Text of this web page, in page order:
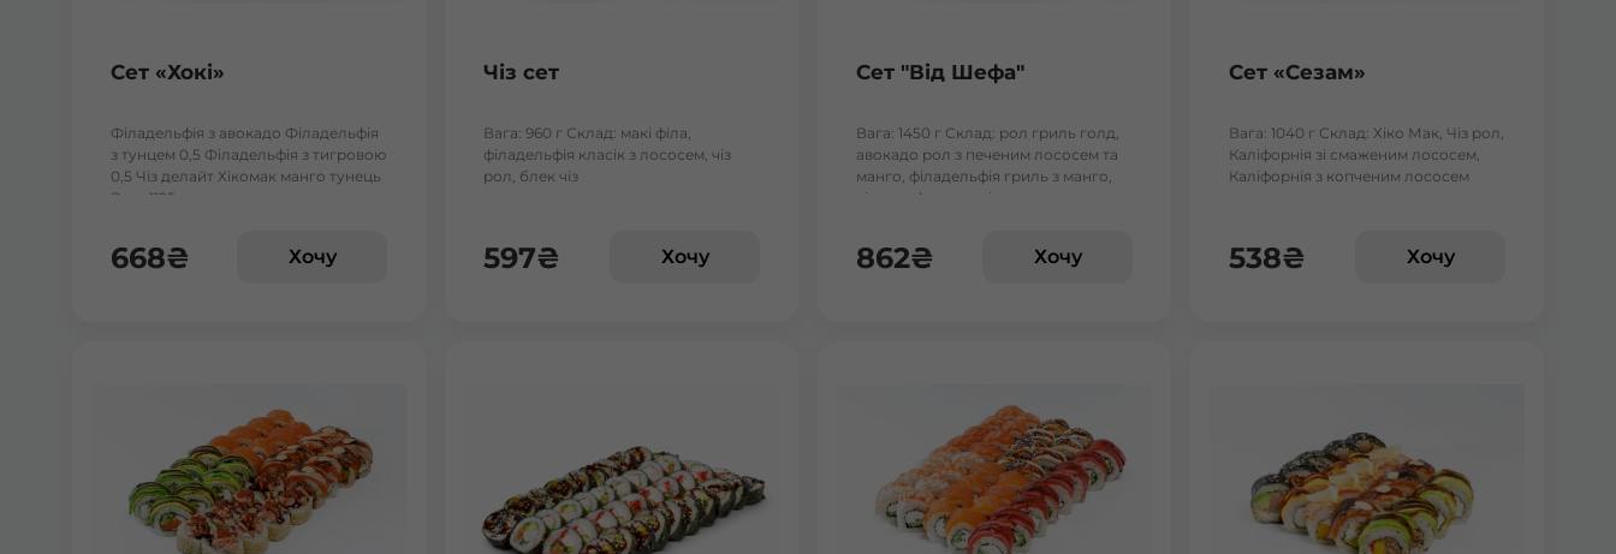
Сет «Хокі»
Філадельфія з авокадо Філадельфія
з тунцем 0,5 Філадельфія з тигровою
0,5 Чіз делайт Хікомак манго тунець
Вага:1125 г.
668₴ Хочу
Чіз сет
Вага: 960 г Склад: макі філа,
філадельфія класік з лососем, чіз
рол, блек чіз
597₴ Хочу
Сет "Від Шефа"
Вага: 1450 г Склад: рол гриль голд,
авокадо рол з печеним лососем та
манго, філадельфія гриль з манго,
чіз рол, футумак зі смаженим тунцем
862₴ Хочу
Сет «Сезам»
Вага: 1040 г Склад: Хіко Мак, Чіз рол,
Каліфорнія зі смаженим лососем,
Каліфорнія з копченим лососем
538₴ Хочу